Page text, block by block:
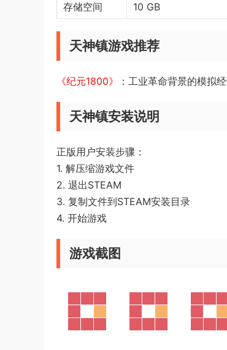
存储空间
10 GB
天神镇游戏推荐
《纪元1800》 ：工业革命背景的模拟
天神镇安装说明
正版用户安装步骤：
1. 解压缩游戏文件
2. 退出STEAM
3. 复制文件到STEAM安装目录
4. 开始游戏
游戏截图